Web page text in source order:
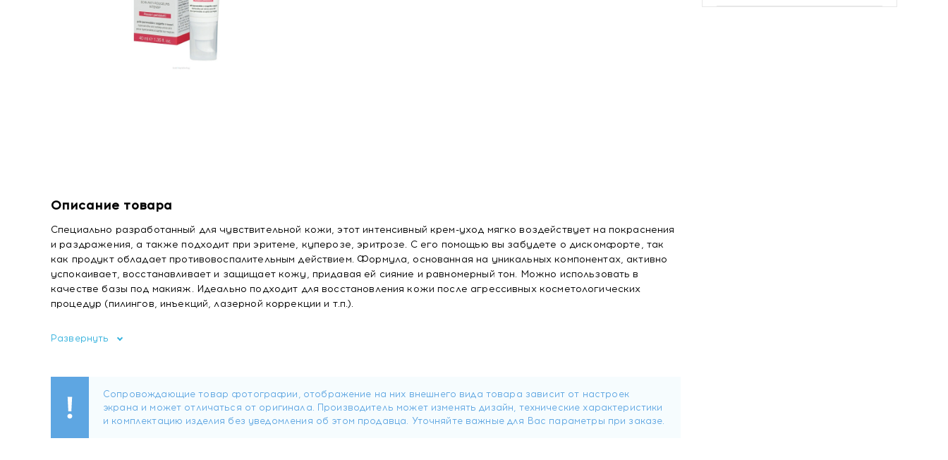
Описание товара
Специально разработанный для чувствительной кожи, этот интенсивный крем-уход мягко воздействует на покраснения
и раздражения, а также подходит при эритеме, куперозе, эритрозе. С его помощью вы забудете о дискомфорте, так
как продукт обладает противовоспалительным действием. Формула, основанная на уникальных компонентах, активно
успокаивает, восстанавливает и защищает кожу, придавая ей сияние и равномерный тон. Можно использовать в
качестве базы под макияж. Идеально подходит для восстановления кожи после агрессивных косметологических
процедур (пилингов, инъекций, лазерной коррекции и т.п.).
Активные компоненты:
микроциркуляцию, борется с отечностью, улучшает состояние сосудистой стенки, делает ее менее ломкой и более
эластичной;
Состав комплекса:
- Ниацин – улучшает микроциркуляцию, оказывает противовоспалительное действие, уменьшает отечность;
Развернуть